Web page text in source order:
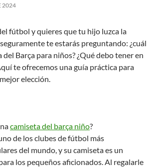
2024
fútbol y quieres que tu hijo luzca la
te estarás preguntando: ¿cuál
del Barça para niños? ¿Qué debo tener en
te ofrecemos una guía práctica para
elección.
camiseta del barça niño?
de los clubes de fútbol más
del mundo, y su camiseta es un
los pequeños aficionados. Al regalarle